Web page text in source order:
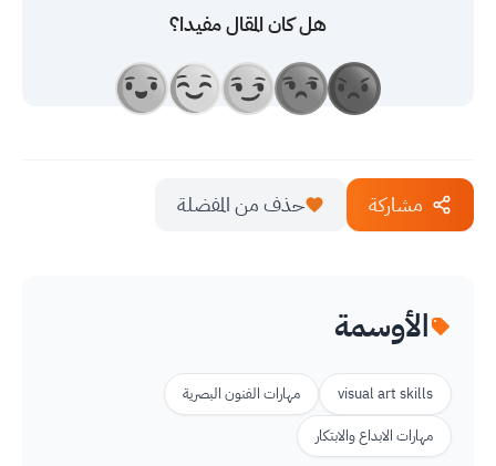
هل كان المقال مفيدا؟
مشاركة حذف من المفضلة
الأوسمة
visual art skills
مهارات الفنون البصرية
مهارات الابداع والابتكار